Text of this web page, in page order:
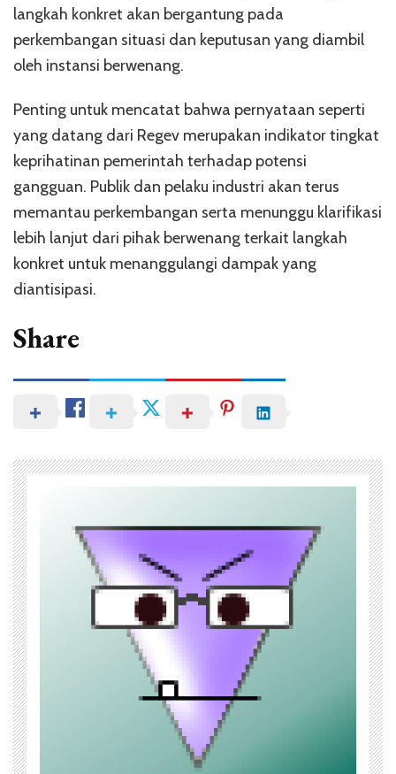
langkah konkret akan bergantung pada
perkembangan situasi dan keputusan yang diambil
oleh instansi berwenang.
Penting untuk mencatat bahwa pernyataan seperti
yang datang dari Regev merupakan indikator tingkat
keprihatinan pemerintah terhadap potensi
gangguan. Publik dan pelaku industri akan terus
memantau perkembangan serta menunggu klarifikasi
lebih lanjut dari pihak berwenang terkait langkah
konkret untuk menanggulangi dampak yang
diantisipasi.
Share